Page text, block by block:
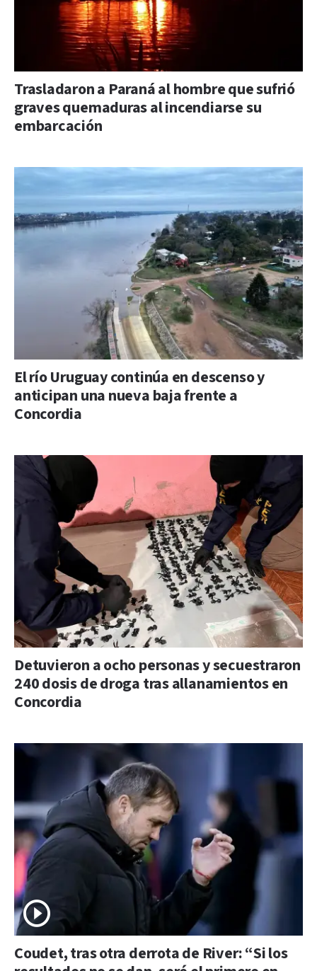
Trasladaron a Paraná al hombre que sufrió
graves quemaduras al incendiarse su
embarcación
El río Uruguay continúa en descenso y
anticipan una nueva baja frente a
Concordia
Detuvieron a ocho personas y secuestraron
240 dosis de droga tras allanamientos en
Concordia
Coudet, tras otra derrota de River: “Si los